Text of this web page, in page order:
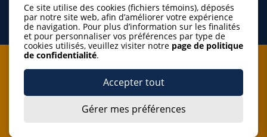
Je m'abonne à l'infolettre
J’accepte de m’abonner à l’infolettre de La Gazette de la
Ce site utilise des cookies (fichiers témoins), déposés
par notre site web, afin d’améliorer votre expérience
de navigation. Pour plus d’information sur les finalités
et pour personnaliser vos préférences par type de
cookies utilisés, veuillez visiter notre page de politique
de confidentialité.
Accepter tout
Gérer mes préférences